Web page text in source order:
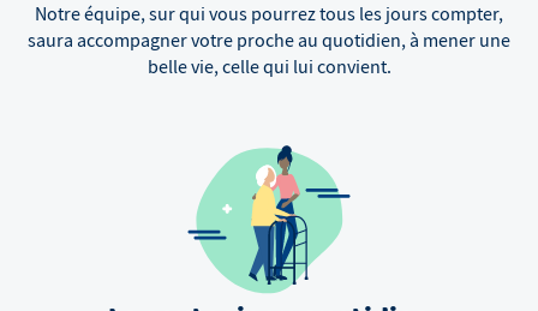
Notre équipe, sur qui vous pourrez tous les jours compter,
saura accompagner votre proche au quotidien, à mener une
belle vie, celle qui lui convient.